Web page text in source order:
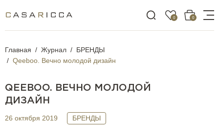
0 0
Главная Журнал
БРЕНДЫ
Qeeboo. Вечно молодой дизайн
QEEBOO. ВЕЧНО МОЛОДОЙ
ДИЗАЙН
26 октября 2019 БРЕНДЫ